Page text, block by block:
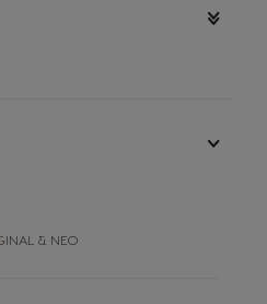
& NEO